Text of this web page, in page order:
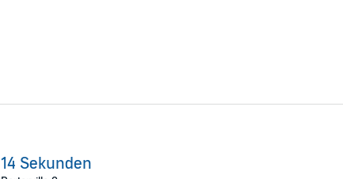
14 Sekunden